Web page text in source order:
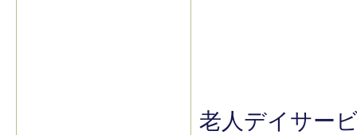
老人デイサー